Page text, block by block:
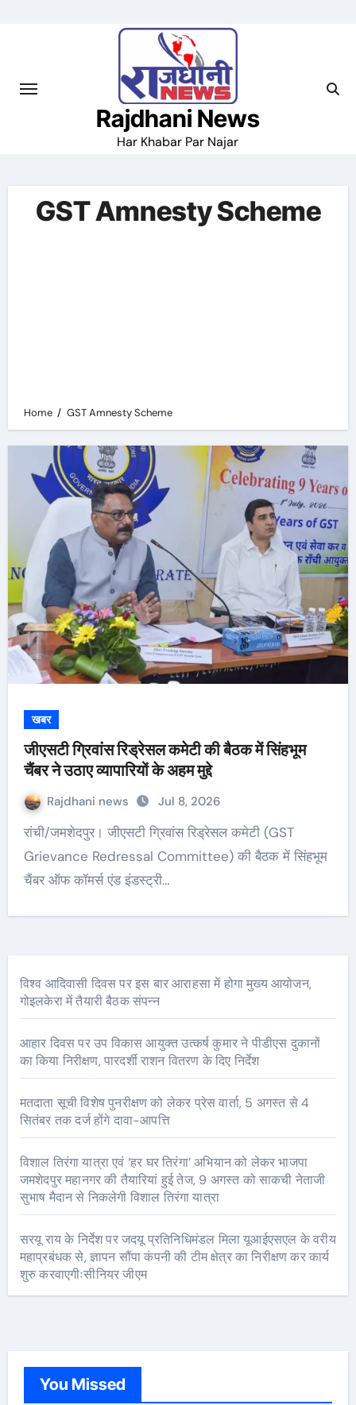
Rajdhani News
Har Khabar Par Najar
GST Amnesty Scheme
Home GST Amnesty Scheme
खबर
जीएसटी ग्रिवांस रिड्रेसल कमेटी की बैठक में सिंहभूम
चैंबर ने उठाए व्यापारियों के अहम मुद्दे
Rajdhani news Jul 8, 2026
रांची/जमशेदपुर। जीएसटी ग्रिवांस रिड्रेसल कमेटी (GST
Grievance Redressal Committee) की बैठक में सिंहभूम
चैंबर ऑफ कॉमर्स एंड इंडस्ट्री…
विश्व आदिवासी दिवस पर इस बार आराहसा में होगा मुख्य आयोजन,
गोइलकेरा में तैयारी बैठक संपन्न
आहार दिवस पर उप विकास आयुक्त उत्कर्ष कुमार ने पीडीएस दुकानों
का किया निरीक्षण, पारदर्शी राशन वितरण के दिए निर्देश
मतदाता सूची विशेष पुनरीक्षण को लेकर प्रेस वार्ता, 5 अगस्त से 4
सितंबर तक दर्ज होंगे दावा-आपत्ति
विशाल तिरंगा यात्रा एवं ‘हर घर तिरंगा’ अभियान को लेकर भाजपा
जमशेदपुर महानगर की तैयारियां हुई तेज, 9 अगस्त को साकची नेताजी
सुभाष मैदान से निकलेगी विशाल तिरंगा यात्रा
सरयू राय के निर्देश पर जदयू प्रतिनिधिमंडल मिला यूआईएसएल के वरीय
महाप्रबंधक से, ज्ञापन सौंपा कंपनी की टीम क्षेत्र का निरीक्षण कर कार्य
शुरु करवाएगीःसीनियर जीएम
You Missed